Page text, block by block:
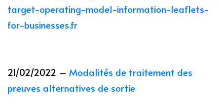
target-operating-model-information-leaflets-
for-businesses.fr
21/02/2022 – Modalités de traitement des
preuves alternatives de sortie